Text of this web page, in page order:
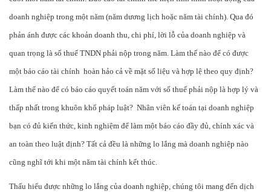
doanh nghiệp trong một năm (năm dương lịch hoặc năm tài chính). Qua đó
phản ánh được các khoản doanh thu, chi phí, lời lỗ của doanh nghiệp và
quan trọng là số thuế TNDN phải nộp trong năm. Làm thế nào để có được
một báo cáo tài chính hoàn hảo cả về mặt số liệu và hợp lệ theo quy định?
Làm thế nào để có báo cáo quyết toán năm với số thuế phải nộp là hợp lý và
thấp nhất trong khuôn khổ pháp luật? Nhân viên kế toán tại doanh nghiệp
bạn có đủ kiến thức, kinh nghiệm để làm một báo cáo đầy đủ, chính xác và
an toàn theo luật định? Tất cả đều là những lo lắng mà doanh nghiệp nào
cũng nghĩ tới khi một năm tài chính kết thúc.
Thấu hiểu được những lo lắng của doanh nghiệp, chúng tôi mang đến dịch